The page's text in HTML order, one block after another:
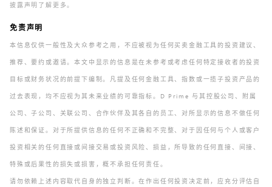
披露声明了解更多。
免责声明
本信息仅供一般性及大众参考之用，不应被视为任何买卖金融工具的投资建议、
推荐、要约或邀请。本文中显示的信息是在未参考或考虑任何特定接收者的投资
目标或财务状况的前提下编制。凡提及任何金融工具、指数或一揽子投资产品的
过去表现，均不应视为其未来业绩的可靠指标。D Prime 与其控股公司、附属
公司、子公司、关联公司、合作伙伴及其各自的员工、对所显示的信息不做任何
陈述和保证。对于所提供信息的任何不正确和不完整、对于因任何与个人或客户
投资相关的任何直接或间接交易或投资风险、损益，所导致的任何直接、间接、
特殊或后果性的损失或损害，概不承担任何责任。
请勿依赖上述内容取代自身的独立判断。在作出任何投资决定前，应充分评估自